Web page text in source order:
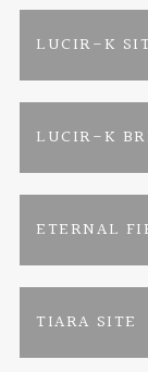
手作りペアリング
カラー発色ジュエ
パーマネントジ
リフォーム
お問い合わせ
LUCIR-K
LUCIR-K
ETERNAL
TIARA SITE